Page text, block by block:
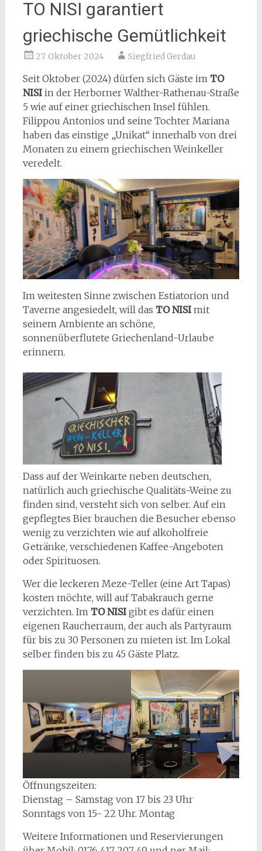
TO NISI garantiert
griechische Gemütlichkeit
27. Oktober 2024 Siegfried Gerdau
Seit Oktober (2024) dürfen sich Gäste im TO
NISIin der Herborner Walther-Rathenau-Straße
5 wie auf einer griechischen Insel fühlen.
Filippou Antonios und seine Tochter Mariana
haben das einstige „Unikat“ innerhalb von drei
Monaten zu einem griechischen Weinkeller
veredelt.
Im weitesten Sinne zwischen Estiatorion und
Taverne angesiedelt, will das TO NISImit
seinem Ambiente an schöne,
sonnenüberflutete Griechenland-Urlaube
erinnern.
Dass auf der Weinkarte neben deutschen,
natürlich auch griechische Qualitäts-Weine zu
finden sind, versteht sich von selber. Auf ein
gepflegtes Bier brauchen die Besucher ebenso
wenig zu verzichten wie auf alkoholfreie
Getränke, verschiedenen Kaffee-Angeboten
oder Spirituosen.
Wer die leckeren Meze-Teller (eine Art Tapas)
kosten möchte, will auf Tabakrauch gerne
verzichten. Im TO NISI gibt es dafür einen
eigenen Raucherraum, der auch als Partyraum
für bis zu 30 Personen zu mieten ist. Im Lokal
selber finden bis zu 45 Gäste Platz.
Öffnungszeiten:
Dienstag – Samstag von 17 bis 23 Uhr
Sonntags von 15- 22 Uhr. Montag
Weitere Informationen und Reservierungen